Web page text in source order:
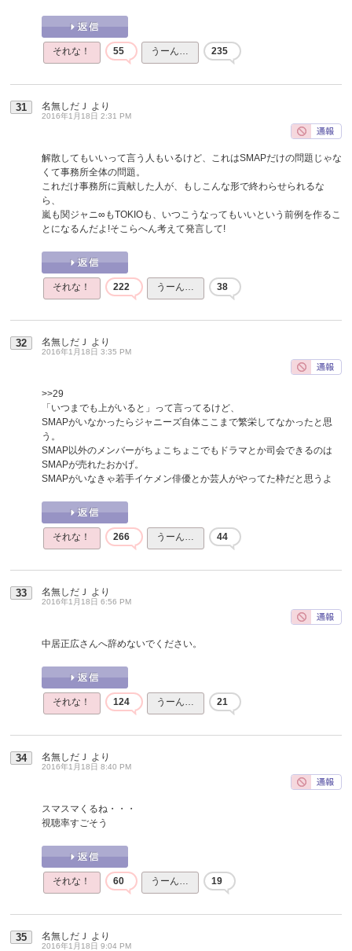
それな！ 55 うーん… 235
31 名無しだＪ より
2016年1月18日 2:31 PM
解散してもいいって言う人もいるけど、これはSMAPだけの問題じゃな
くて事務所全体の問題。
これだけ事務所に貢献した人が、もしこんな形で終わらせられるな
ら、
嵐も関ジャニ∞もTOKIOも、いつこうなってもいいという前例を作るこ
とになるんだよ!そこらへん考えて発言して!
それな！ 222 うーん… 38
32 名無しだＪ より
2016年1月18日 3:35 PM
>>29
「いつまでも上がいると」って言ってるけど、
SMAPがいなかったらジャニーズ自体ここまで繁栄してなかったと思
う。
SMAP以外のメンバーがちょこちょこでもドラマとか司会できるのは
SMAPが売れたおかげ。
SMAPがいなきゃ若手イケメン俳優とか芸人がやってた枠だと思うよ
それな！ 266 うーん… 44
33 名無しだＪ より
2016年1月18日 6:56 PM
中居正広さんへ辞めないでください。
それな！ 124 うーん… 21
34 名無しだＪ より
2016年1月18日 8:40 PM
スマスマくるね・・・
視聴率すごそう
それな！ 60 うーん… 19
35 名無しだＪ より
2016年1月18日 9:04 PM